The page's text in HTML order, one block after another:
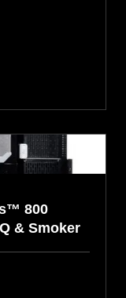
800
& Smoker